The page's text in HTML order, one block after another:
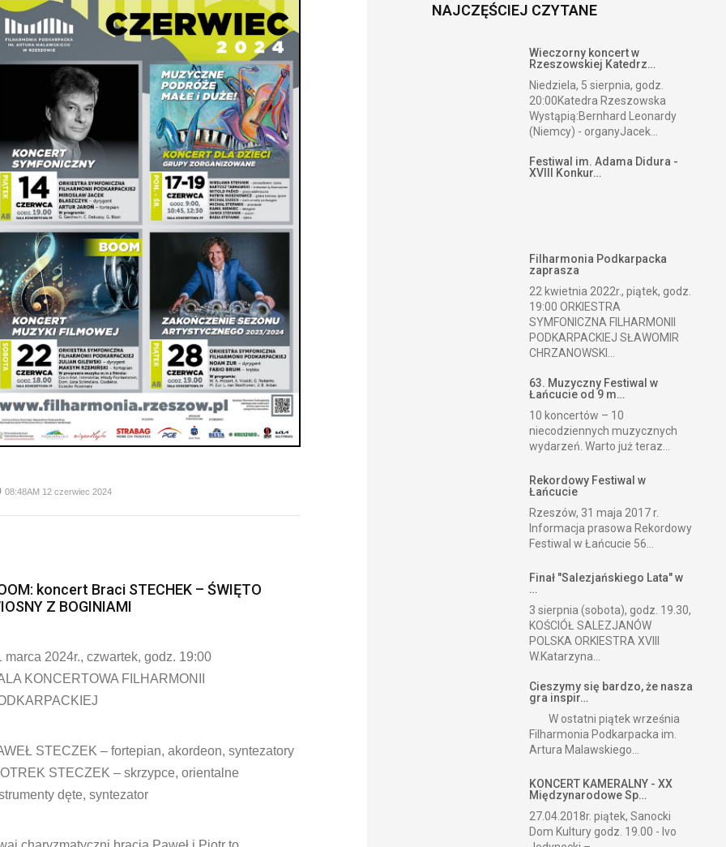
08:48AM 12 czerwiec 2024
koncert Braci STECHEK – ŚWIĘTO
Z BOGINIAMI
marca 2024r., czwartek, godz. 19:00
KONCERTOWA FILHARMONII
STECZEK – fortepian, akordeon, syntezatory
STECZEK – skrzypce, orientalne
dęte, syntezator
NAJCZĘŚCIEJ CZYTANE
Wieczorny koncert w
Rzeszowskiej Katedrz…
Niedziela, 5 sierpnia, godz.
20:00Katedra Rzeszowska
Wystąpią:Bernhard Leonardy
(Niemcy) - organyJacek...
Festiwal im. Adama Didura -
XVIII Konkur…
Filharmonia Podkarpacka
zaprasza
22 kwietnia 2022r., piątek, godz.
19:00 ORKIESTRA
SYMFONICZNA FILHARMONII
PODKARPACKIEJ SŁAWOMIR
CHRZANOWSKI...
63. Muzyczny Festiwal w
Łańcucie od 9 m…
10 koncertów – 10
niecodziennych muzycznych
wydarzeń. Warto już teraz...
Rekordowy Festiwal w
Łańcucie
Rzeszów, 31 maja 2017 r.
Informacja prasowa Rekordowy
Festiwal w Łańcucie 56...
Finał "Salezjańskiego Lata" w
…
3 sierpnia (sobota), godz. 19.30,
KOŚCIÓŁ SALEZJANÓW
POLSKA ORKIESTRA XVIII
W.Katarzyna...
Cieszymy się bardzo, że nasza
gra inspir…
W ostatni piątek września
Filharmonia Podkarpacka im.
Artura Malawskiego...
KONCERT KAMERALNY - XX
Międzynarodowe Sp…
27.04.2018r. piątek, Sanocki
Dom Kultury godz. 19.00 - Ivo